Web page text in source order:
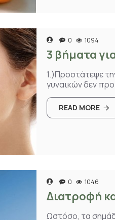
0 1094
3 βήματα
1.)Προστάτεψε
γυναικών δεν
READ MORE
0 1046
Διατροφή
Ωστόσο, τα